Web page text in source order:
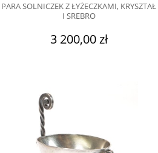
PARA SOLNICZEK Z ŁYŻECZKAMI, KRYSZTAŁ
I SREBRO
3 200,00 zł